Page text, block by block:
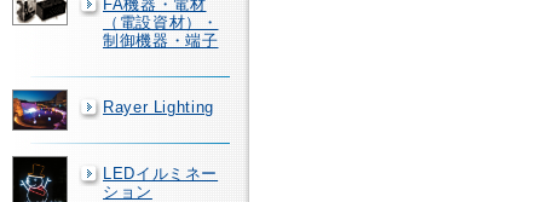
FA機器・電材
（電設資材）・
制御機器・端子
Rayer Lighting
LEDイルミネー
ション